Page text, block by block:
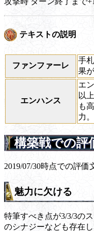
テキストの説明
ファンファーレ
手
果
エンハンス
エ
以
も
力。
構築戦での評
2019/07/30時点での評価
魅力に欠ける
特筆すべき点が3/3/3の
のシナジーなども存在